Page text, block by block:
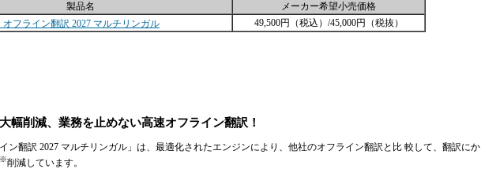
製品名
メーカー希望小売価格
オフライン翻訳 2027 マルチリンガル
49,500円（税込）/45,000円（税抜）
幅削減、業務を止めない高速オフライン翻訳！
ン翻訳 2027 マルチリンガル」は、最適化されたエンジンにより、他社のオフライン翻訳と比 較して、翻訳にか
※削減しています。